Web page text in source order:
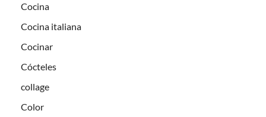
Cocina
Cocina italiana
Cocinar
Cócteles
collage
Color